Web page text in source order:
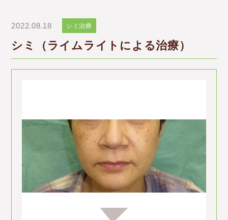
2022.08.18 シミ治療
シミ（ライムライトによる治療）